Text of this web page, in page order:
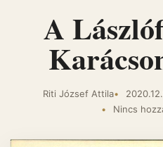
A
Riti József Attila
Nincs